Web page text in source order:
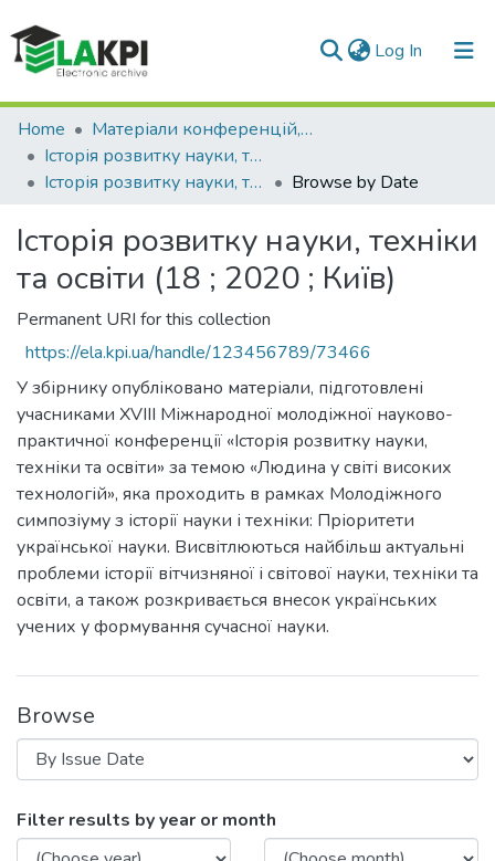
Log In (current)
Communities & Collections
All of DSpace
Home
Матеріали конференцій, семінарів і т.п.
Історія розвитку науки, техніки та освіти
Історія розвитку науки, техніки та освіти (18 ; 2020 ; Київ)
Browse by Date
Історія розвитку науки, техніки
та освіти (18 ; 2020 ; Київ)
Permanent URI for this collection
https://ela.kpi.ua/handle/123456789/73466
У збірнику опубліковано матеріали, підготовлені
учасниками XVIII Міжнародної молодіжної науково-
практичної конференції «Історія розвитку науки,
техніки та освіти» за темою «Людина у світі високих
технологій», яка проходить в рамках Молодіжного
симпозіуму з історії науки і техніки: Пріоритети
української науки. Висвітлюються найбільш актуальні
проблеми історії вітчизняної і світової науки, техніки та
освіти, а також розкривається внесок українських
учених у формування сучасної науки.
Browse
Browsing Історія розвитку науки,
Filter results by year or month